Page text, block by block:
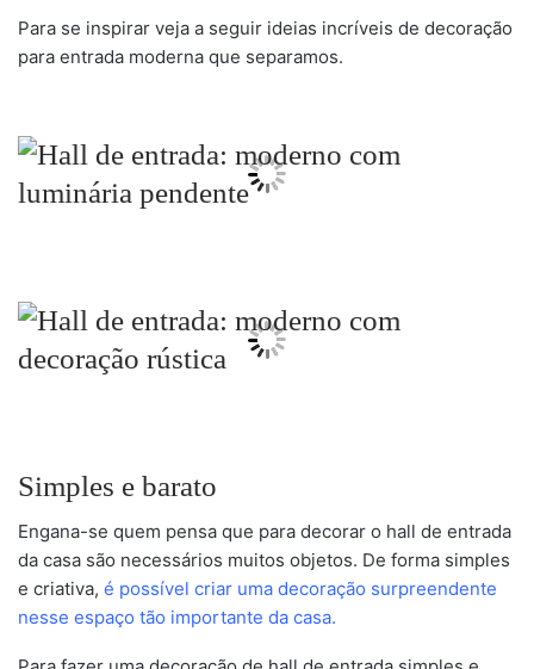
Para se inspirar veja a seguir ideias incríveis de decoração
para entrada moderna que separamos.
Simples e barato
Engana-se quem pensa que para decorar o hall de entrada
da casa são necessários muitos objetos. De forma simples
e criativa, é possível criar uma decoração surpreendente
nesse espaço tão importante da casa.